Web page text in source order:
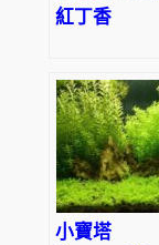
紅丁香
小寶塔